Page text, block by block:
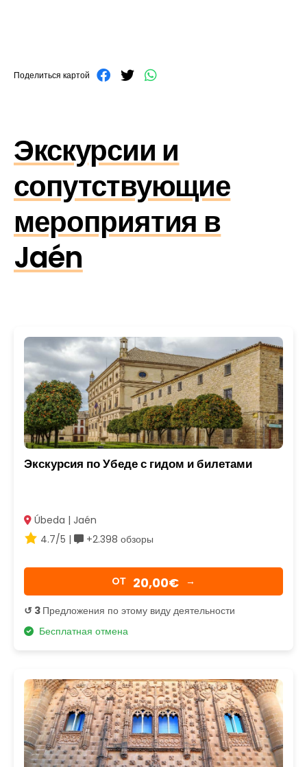
Поделиться картой
Экскурсии и
сопутствующие
мероприятия в
Jaén
Экскурсия по Убеде с гидом и билетами
Úbeda | Jaén
4.7/5 |
+2.398 обзоры
OТ 20,00€ →
↺ 3 Предложения по этому виду деятельности
Бесплатная отмена